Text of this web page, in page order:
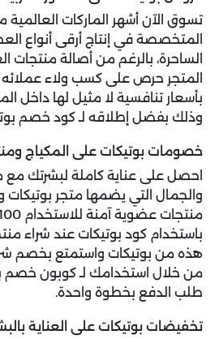
تسوق الآن أشهر الماركات العالمية
المتخصصة في إنتاج أرقى أنواع
الساحرة، بالرغم من أصالة منتجات
المتجر حرص على كسب ولاء عملائه
بأسعار تنافسية لا مثيل لها داخل
وذلك بفضل إطلاقه لـ كود خصم
خصومات بوتيكات على المكياج
احصل على عناية كاملة لبشرتك مع
والجمال التي يضمها متجر بوتيكات
باستخدام كود بوتيكات عند شراء
من خلال استخدامك لـ كوبون خصم
طلب الدفع بخطوة واحدة.
تخفيضات بوتيكات على العناية